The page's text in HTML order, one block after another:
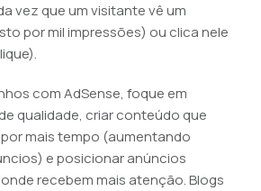
vez que um visitante vê um
por mil impressões) ou clica nele
com AdSense, foque em
qualidade, criar conteúdo que
mais tempo (aumentando
e posicionar anúncios
recebem mais atenção. Blogs